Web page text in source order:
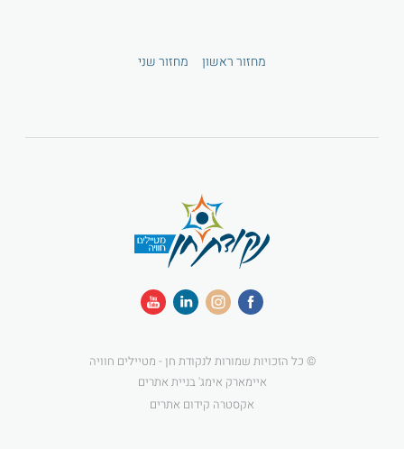
מחזור ראשון מחזור שני
© כל הזכויות שמורות לנקודת חן - מטיילים חוויה
איימארק אימג' בניית אתרים
אקסטרה קידום אתרים